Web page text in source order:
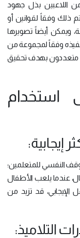
اللاعبين بذل جهود
ذلك وفقاً لقوانين أو
ويمكن أيضاً تصويرها
وفقاً لمجموعة من
متعددون بهدف تحقيق
استخدام
النفسي للمتعلمين؛
عندما يلعب الأطفال
الإيجابي، قد تزيد من